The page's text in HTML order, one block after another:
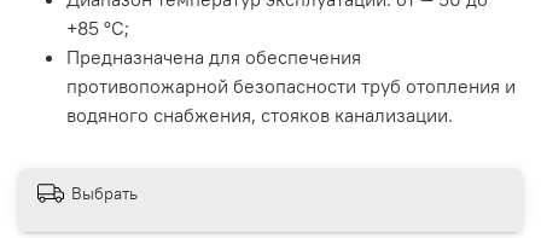
+85 °С;
Предназначена для обеспечения
противопожарной безопасности труб отопления и
водяного снабжения, стояков канализации.
Выбрать